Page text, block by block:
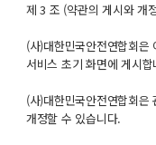
제 3 조 (약관의 게시와 개
(사)대한민국안전연합회
서비스 초기 화면에 게시합
(사)대한민국안전연합회
개정할 수 있습니다.